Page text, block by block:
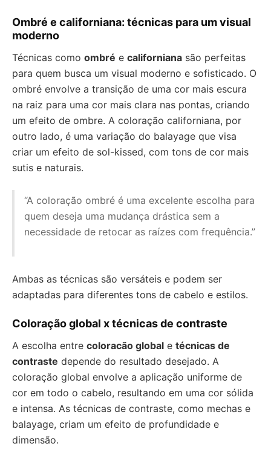
Ombré e californiana: técnicas para um visual
moderno
Técnicas como ombré e californiana são perfeitas
para quem busca um visual moderno e sofisticado. O
ombré envolve a transição de uma cor mais escura
na raiz para uma cor mais clara nas pontas, criando
um efeito de ombre. A coloração californiana, por
outro lado, é uma variação do balayage que visa
criar um efeito de sol-kissed, com tons de cor mais
sutis e naturais.
“A coloração ombré é uma excelente escolha para
quem deseja uma mudança drástica sem a
necessidade de retocar as raízes com frequência.”
Ambas as técnicas são versáteis e podem ser
adaptadas para diferentes tons de cabelo e estilos.
Coloração global x técnicas de contraste
A escolha entre coloracão global e técnicas de
contraste depende do resultado desejado. A
coloração global envolve a aplicação uniforme de
cor em todo o cabelo, resultando em uma cor sólida
e intensa. As técnicas de contraste, como mechas e
balayage, criam um efeito de profundidade e
dimensão.